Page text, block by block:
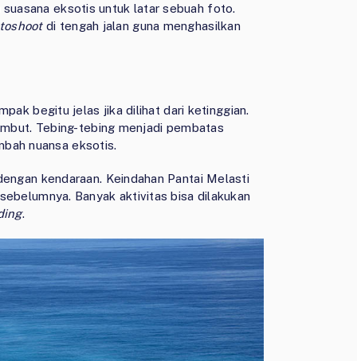
eksotis untuk latar sebuah foto.
di tengah jalan guna menghasilkan
begitu jelas jika dilihat dari ketinggian.
Tebing-tebing menjadi pembatas
nuansa eksotis.
kendaraan. Keindahan Pantai Melasti
Banyak aktivitas bisa dilakukan
.